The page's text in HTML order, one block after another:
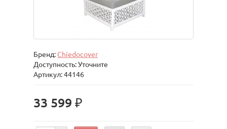
Бренд: Chiedocover
Доступность: Уточните
Артикул: 44146
33 599 ₽